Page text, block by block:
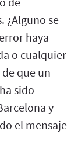
¿Alguno se
haya
o cualquier
que un
sido
y
el mensaje